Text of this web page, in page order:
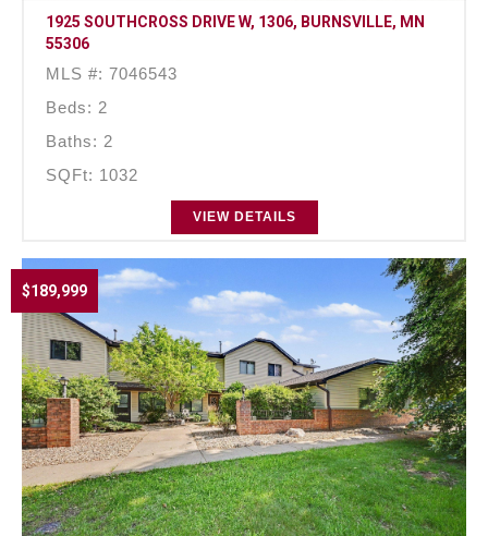
1925 SOUTHCROSS DRIVE W, 1306, BURNSVILLE, MN
55306
MLS #: 7046543
Beds: 2
Baths: 2
SQFt: 1032
VIEW DETAILS
$189,999